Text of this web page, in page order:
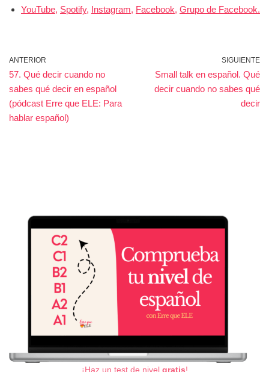
YouTube, Spotify, Instagram, Facebook, Grupo de Facebook.
ANTERIOR
57. Qué decir cuando no
sabes qué decir en español
(pódcast Erre que ELE: Para
hablar español)
SIGUIENTE
Small talk en español. Qué
decir cuando no sabes qué
decir
¡Haz un test de nivel gratis!